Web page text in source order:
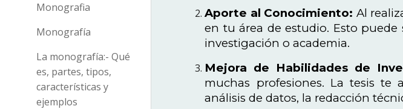
Monografia
Monografía
La monografía:- Qué
es, partes, tipos,
características y
ejemplos
Aporte al Conocimiento: Al
en tu área de estudio. Esto puede
investigación o academia.
Mejora de Habilidades de
muchas profesiones. La tesis te
análisis de datos, la redacción